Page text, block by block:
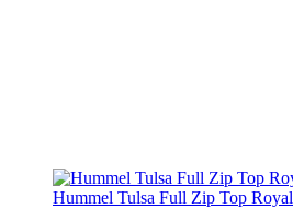
Hummel Tulsa Full Zip Top Royal